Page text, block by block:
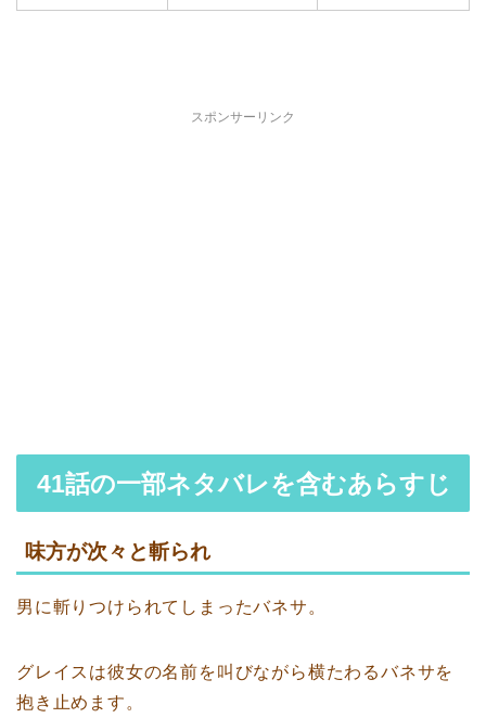
スポンサーリンク
41話の一部ネタバレを含むあらすじ
味方が次々と斬られ
男に斬りつけられてしまったバネサ。
グレイスは彼女の名前を叫びながら横たわるバネサを
抱き止めます。